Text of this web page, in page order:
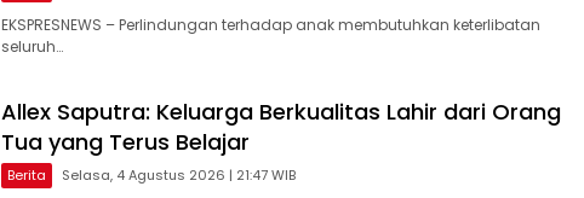
EKSPRESNEWS – Perlindungan terhadap anak membutuhkan keterlibatan
seluruh…
Allex Saputra: Keluarga Berkualitas Lahir dari Orang
Tua yang Terus Belajar
Berita Selasa, 4 Agustus 2026 | 21:47 WIB